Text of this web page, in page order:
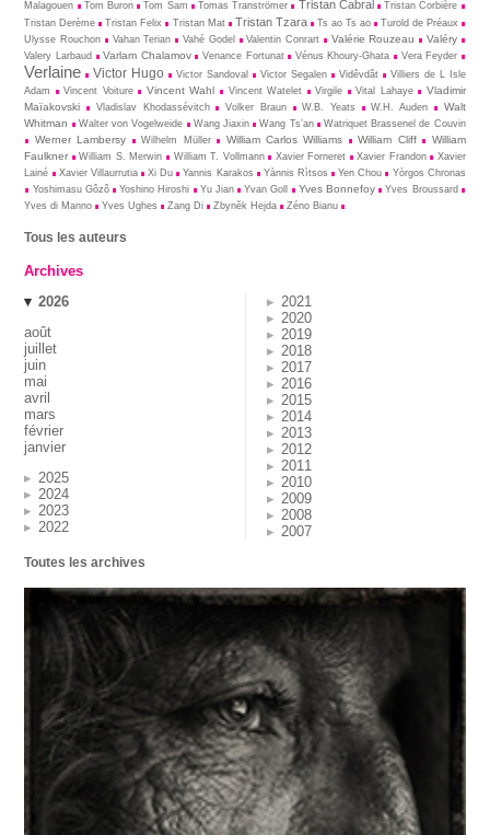
Malagouen
Tom Buron Tom Sam Tomas Tranströmer Tristan Cabral
Tristan Corbière
Tristan Derème
Tristan Felix Tristan Mat Tristan Tzara Ts ao Ts ao
Turold de Préaux
Ulysse Rouchon
Vahan Terian Vahé Godel Valentin Conrart Valérie Rouzeau Valéry
Valery Larbaud Varlam Chalamov Venance Fortunat Vénus Khoury-Ghata Vera Feyder
Verlaine Victor Hugo Victor Sandoval Victor Segalen Vidêvdât
Villiers de L Isle
Adam
Vincent Voiture Vincent Wahl Vincent Watelet Virgile Vital Lahaye
Vladimir
Maïakovski
Vladislav Khodassévitch Volker Braun W.B. Yeats W.H. Auden
Walt
Whitman
Walter von Vogelweide Wang Jiaxin Wang Ts’an Watriquet Brassenel de Couvin
Werner Lambersy Wilhelm Müller William Carlos Williams William Cliff
William
Faulkner
William S. Merwin William T. Vollmann Xavier Forneret Xavier Frandon
Xavier
Lainé
Xavier Villaurrutia Xi Du Yannis Karakos Yànnis Rìtsos Yen Chou
Yòrgos Chronas
Yoshimasu Gôzô
Yoshino Hiroshi Yu Jian Yvan Goll Yves Bonnefoy
Yves Broussard
Yves di Manno
Yves Ughes Zang Di Zbynĕk Hejda Zéno Bianu
Tous les auteurs
Archives
2026
août
juillet
juin
mai
avril
mars
février
janvier
2025
2024
2023
2022
2021
2020
2019
2018
2017
2016
2015
2014
2013
2012
2011
2010
2009
2008
2007
Toutes les archives